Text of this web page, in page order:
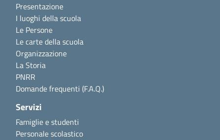
Presentazione
I luoghi della scuola
Le Persone
Le carte della scuola
Organizzazione
La Storia
PNRR
Domande frequenti (F.A.Q.)
Servizi
Famiglie e studenti
Personale scolastico